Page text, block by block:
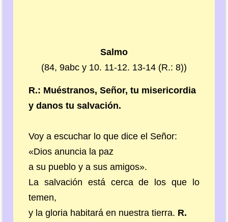
Salmo
(84, 9abc y 10. 11-12. 13-14 (R.: 8))
R.: Muéstranos, Señor, tu misericordia
y danos tu salvación.
Voy a escuchar lo que dice el Señor:
«Dios anuncia la paz
a su pueblo y a sus amigos».
La salvación está cerca de los que lo
temen,
y la gloria habitará en nuestra tierra. R.